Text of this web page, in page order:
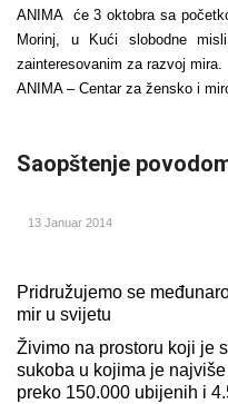
ANIMA će 3 oktobra sa
Morinj, u Kući slobodne
zainteresovanim za razvoj mira.
ANIMA – Centar za žensko i
Saopštenje
13 Januar 2014
Pridružujemo se
mir u svijetu
Živimo na prostoru koji je
sukoba u kojima je
preko 150.000 ubijenih i